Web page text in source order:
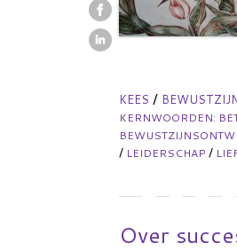
KEES/
KERNWOORDEN:
/ LEIDERSCHAP /
Over